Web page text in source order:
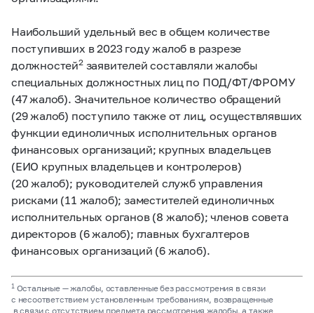
Наибольший удельный вес в общем количестве
поступивших в 2023 году жалоб в разрезе
должностей2заявителей составляли жалобы
специальных должностных лиц по ПОД/ФТ/ФРОМУ
(47 жалоб). Значительное количество обращений
(29 жалоб) поступило также от лиц, осуществлявших
функции единоличных исполнительных органов
финансовых организаций; крупных владельцев
(ЕИО крупных владельцев и контролеров)
(20 жалоб); руководителей служб управления
рисками (11 жалоб); заместителей единоличных
исполнительных органов (8 жалоб); членов совета
директоров (6 жалоб); главных бухгалтеров
финансовых организаций (6 жалоб).
1Остальные — жалобы, оставленные без рассмотрения в связи
с несоответствием установленным требованиям, возвращенные
в связи с отсутствием предмета рассмотрения жалобы, а также